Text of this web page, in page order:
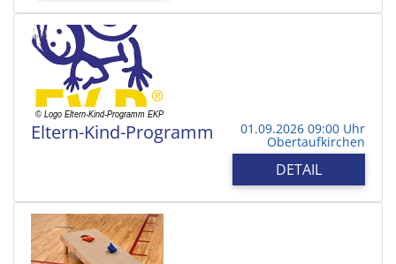
Eltern-Kind-Programm 01.09.2026 09:00 Uhr
Obertaufkirchen
DETAIL